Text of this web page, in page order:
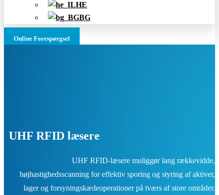
HE
BG
Online Forespørgsel
UHF RFID læsere
UHF RFID-læsere muliggør lang rækkevidde,
højhastighedsscanning for effektiv sporing og styring af aktiver,
lager og forsyningskædeoperationer på tværs af store områder.